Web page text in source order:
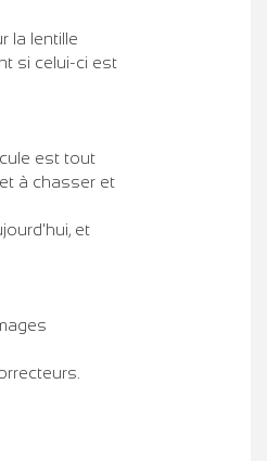
la lentille
si celui-ci est
est tout
à chasser et
et